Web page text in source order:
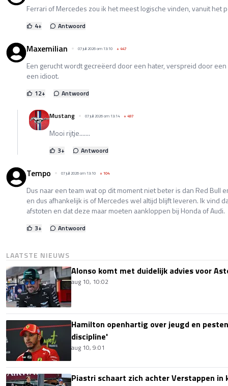
Ferrari of Mercedes zou ik het meest logische vinden, vanuit het
4+ Antwoord
Maxemilian 07 juli 2026 om 13:10 +447
Een gerucht wordt gecreëerd door een hater, verspreid door
een idioot.
12+ Antwoord
Mustang 07 juli 2026 om 13:14 +497
Mooi rijtje.......
3+ Antwoord
Tempo 07 juli 2026 om 13:10 +104
Dus naar een team wat op dit moment niet beter is dan Red Bull
en dus afhankelijk is of Mercedes wel altijd blijft leveren. Ik vind
afstoten en dat deze maar moeten aankloppen bij Honda of Audi.
3+ Antwoord
LAATSTE NIEUWS
Alonso komt met duidelijk advies voor
aug 10, 10:02
Hamilton openhartig over jeugd en
discipline'
aug 10, 9:01
Piastri schaart zich achter Verstappen